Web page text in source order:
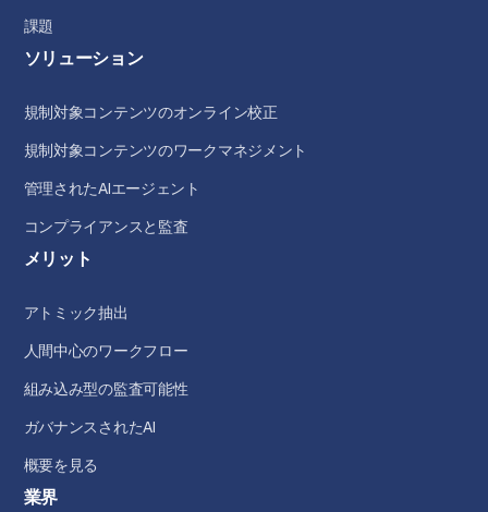
課題
ソリューション
規制対象コンテンツのオンライン校正
規制対象コンテンツのワークマネジメント
管理されたAIエージェント
コンプライアンスと監査
メリット
アトミック抽出
人間中心のワークフロー
組み込み型の監査可能性
ガバナンスされたAI
概要を見る
業界